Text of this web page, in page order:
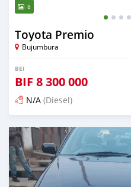
8
Toyota Premio
Bujumbura
BEI
BIF 8 300 000
N/A (Diesel)
Ilitangazwa karibia miaka 6 iliopita